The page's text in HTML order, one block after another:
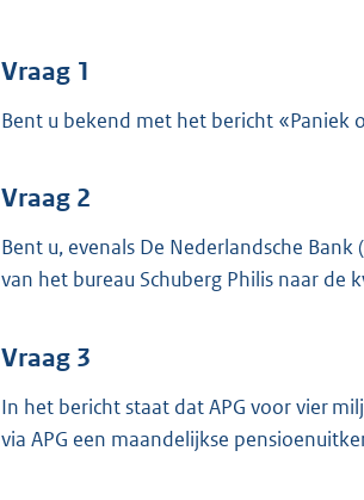
Vraag 1
Bent u bekend met het bericht «Paniek
Vraag 2
Bent u, evenals De Nederlandsche
van het bureau Schuberg Philis naar de
Vraag 3
In het bericht staat dat APG voor vier
via APG een maandelijkse